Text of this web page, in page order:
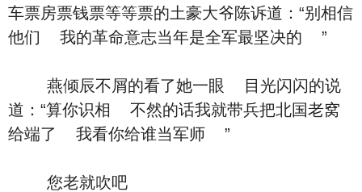
车票房票钱票等等票的土豪大爷陈诉道：“别相信
他们 我的革命意志当年是全军最坚决的 ”
燕倾辰不屑的看了她一眼 目光闪闪的说
道：“算你识相 不然的话我就带兵把北国老窝
给端了 我看你给谁当军师 ”
您老就吹吧